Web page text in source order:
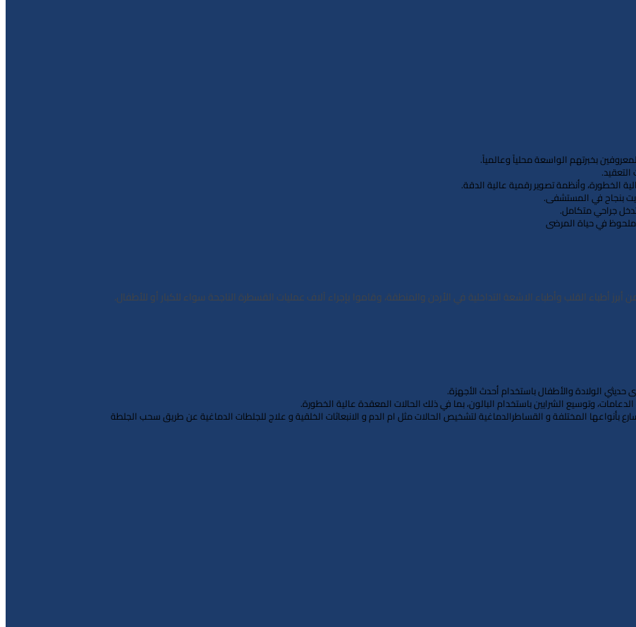
بخبرتهم الواسعة محلياً وعالمياً.
بنجاح في المستشفى.
جراحي متكامل.
ملحوظ في حياة المرضى
القلب وأطباء الاشعة التداخلية في الأردن والمنطقة، وقاموا بإجراء آلاف عمليات القسطرة الناجحة سواء للكبار أو للأطفال.
حديثي الولادة والأطفال باستخدام أحدث الأجهزة.
وتوسيع الشرايين باستخدام البالون، بما في ذلك الحالات المعقدة عالية الخطورة.
بأنواعها المختلفة و القساطرالدماغية لتشخيص الحالات مثل ام الدم و الانبعاثات الخلقية و علاج للجلطات الدماغية عن طريق سحب الجلطة